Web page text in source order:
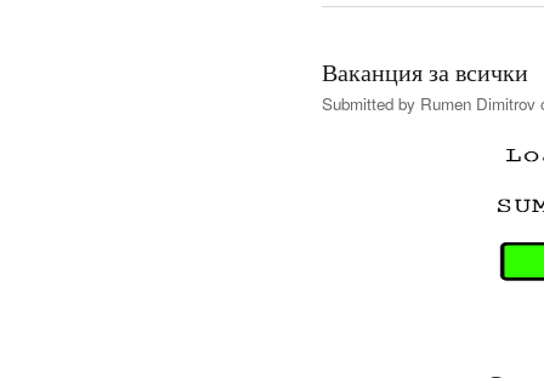
Ваканция за всички
Submitted by Rumen Dimitrov